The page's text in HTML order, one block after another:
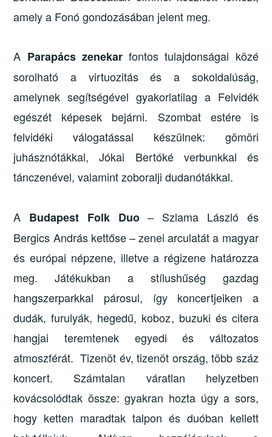
amely a Fonó gondozásában jelent meg.
A Parapács zenekarfontos tulajdonságai közé
sorolható a virtuozitás és a sokoldalúság,
amelynek segítségével gyakorlatilag a Felvidék
egészét képesek bejárni. Szombat estére is
felvidéki válogatással készülnek: gömöri
juhásznótákkal, Jókai Bertóké verbunkkal és
tánczenével, valamint zoboralji dudanótákkal.
A Budapest Folk Duo– Szlama László és
Bergics András kettőse – zenei arculatát a magyar
és európai népzene, illetve a régizene határozza
meg. Játékukban a stílushűség gazdag
hangszerparkkal párosul, így koncertjeiken a
dudák, furulyák, hegedű, koboz, buzuki és citera
hangjai teremtenek egyedi és változatos
atmoszférát. Tizenöt év, tizenöt ország, több száz
koncert. Számtalan váratlan helyzetben
kovácsolódtak össze: gyakran hozta úgy a sors,
hogy ketten maradtak talpon és duóban kellett